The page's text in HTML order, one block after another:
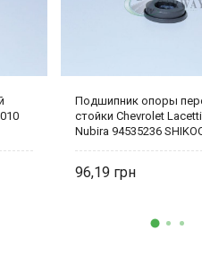
Подшипник опоры
стойки Chevrolet
Nubira 94535236
96,19